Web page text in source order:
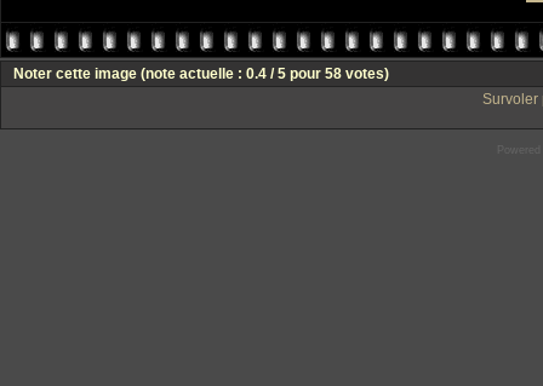
Noter cette image (note actuelle : 0.4 / 5 pour 58 votes)
Survoler